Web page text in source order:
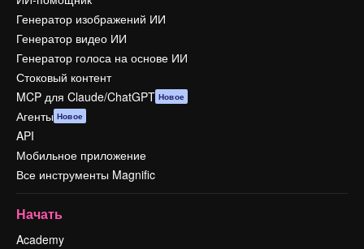
Генератор изображений ИИ
Генератор видео ИИ
Генератор голоса на основе ИИ
Стоковый контент
MCP для Claude/ChatGPT Новое
Агенты Новое
API
Мобильное приложение
Все инструменты Magnific
Начать
Academy